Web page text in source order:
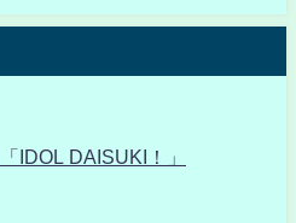
IDOL DAISUKI！」